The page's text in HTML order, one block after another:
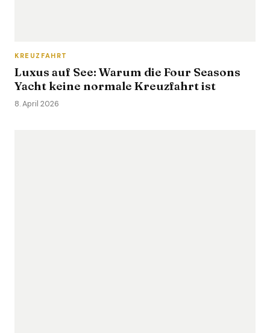
KREUZFAHRT
Luxus auf See: Warum die Four Seasons
Yacht keine normale Kreuzfahrt ist
8. April 2026